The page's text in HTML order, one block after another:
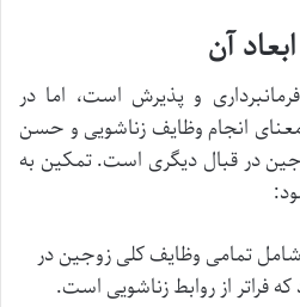
و پذیرش است، اما در
انجام وظایف زناشویی و حسن
در قبال دیگری است. تمکین به
تمامی وظایف کلی زوجین در
فراتر از روابط زناشویی است.